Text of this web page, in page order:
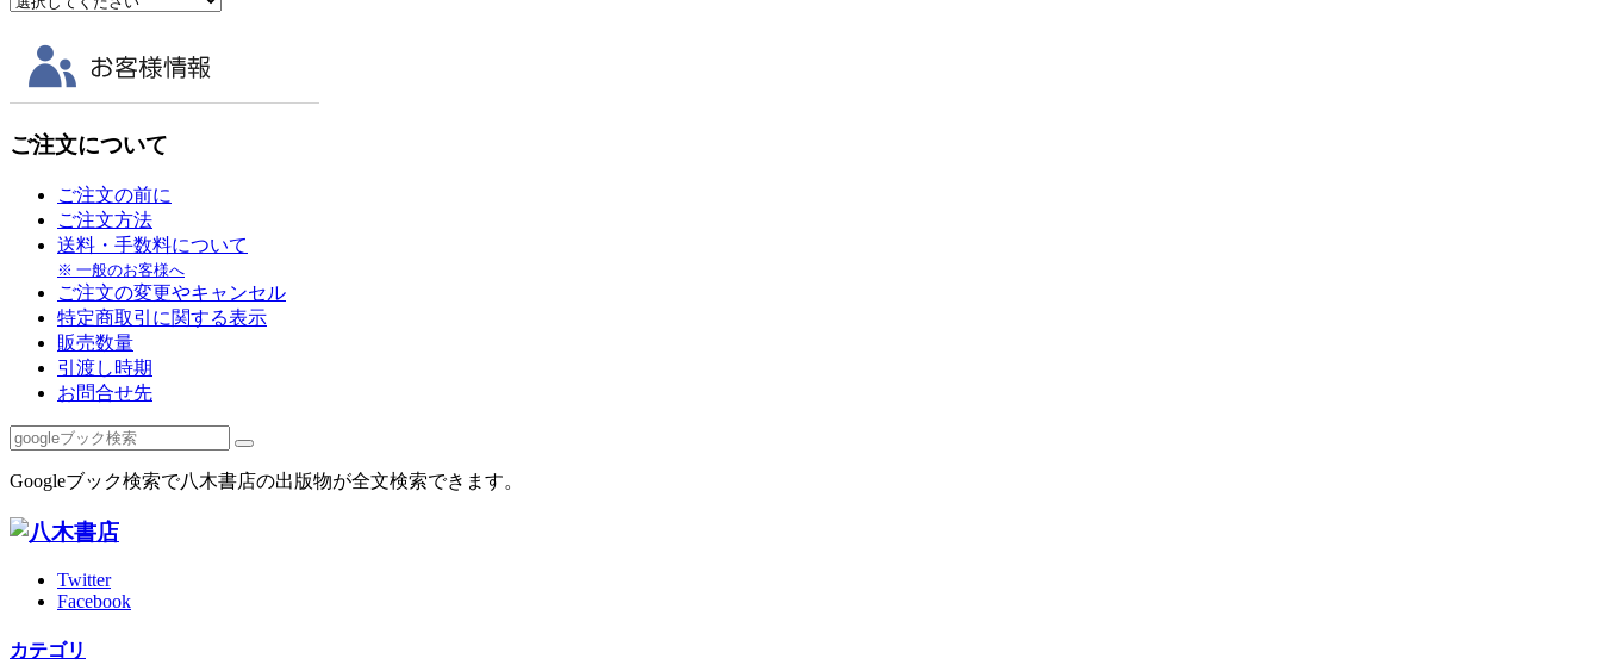
ご注文について
ご注文の前に
ご注文方法
送料・手数料について
※ 一般のお客様へ
ご注文の変更やキャンセル
特定商取引に関する表示
販売数量
引渡し時期
お問合せ先
Googleブック検索で八木書店の出版物が全文検索できます。
Twitter
Facebook
カテゴリ